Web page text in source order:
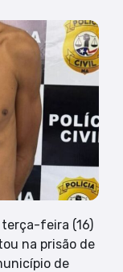
terça-feira (16)
na prisão de
de